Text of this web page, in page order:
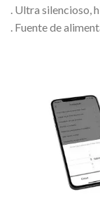
. Ultra silencioso,
. Fuente de